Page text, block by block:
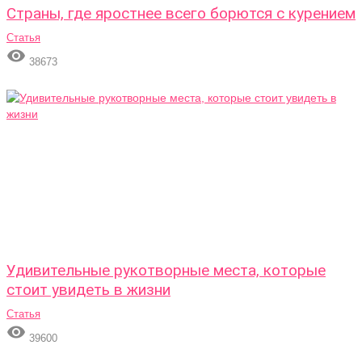
Страны, где яростнее всего борются с курением
Статья
 38673
Удивительные рукотворные места, которые
стоит увидеть в жизни
Статья
 39600